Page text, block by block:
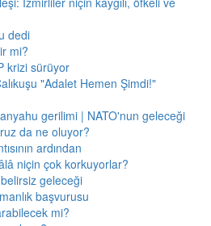
dedi
mi?
krizi sürüyor
"Adalet Hemen Şimdi!"
gerilimi | NATO'nun geleceği
da ne oluyor?
ardından
niçin çok korkuyorlar?
geleceği
başvurusu
mi?